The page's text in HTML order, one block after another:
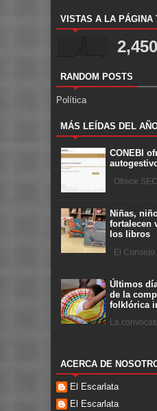
VISTAS A LA PÁGINA
RANDOM POSTS
Política
MÁS LEÍDAS DEL
CONEBI
Ofrece
Niñas,
fortalecen
los libros
El Consejo
Últimos
de la
folklórica
La
ACERCA DE
El Escarlata
El Escarlata